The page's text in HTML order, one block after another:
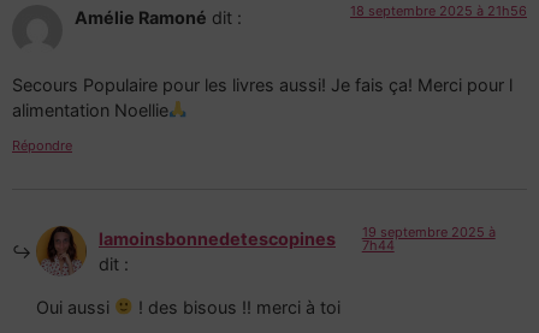
Amélie Ramoné dit : 18 septembre 2025 à 21h56
Secours Populaire pour les livres aussi! Je fais ça! Merci pour l
alimentation Noellie
Répondre
lamoinsbonnedetescopines
dit :
19 septembre 2025 à
7h44
Oui aussi ! des bisous !! merci à toi